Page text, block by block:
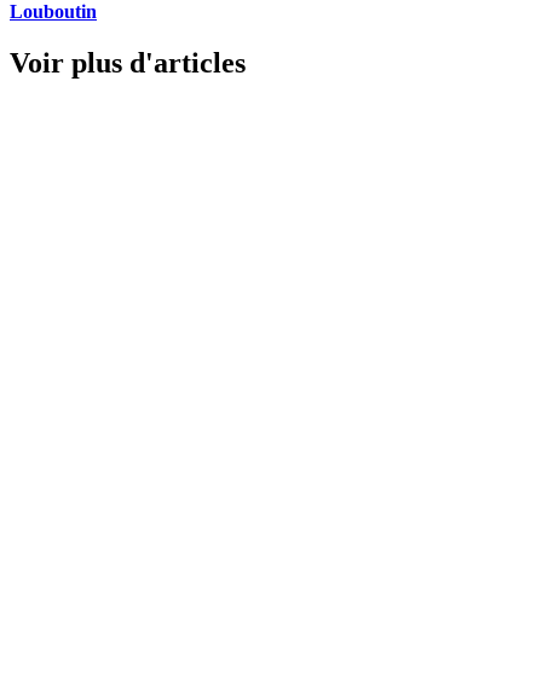
Louboutin
Voir plus d'articles